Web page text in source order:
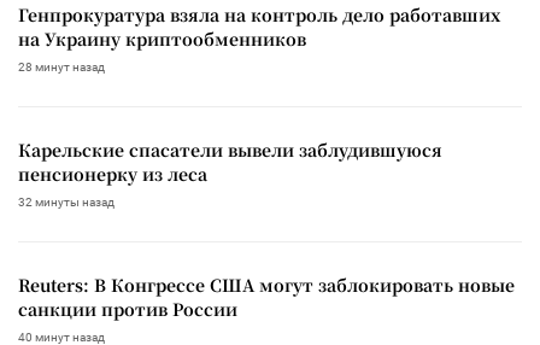
Генпрокуратура взяла на контроль дело работавших
на Украину криптообменников
28 минут назад
Карельские спасатели вывели заблудившуюся
пенсионерку из леса
32 минуты назад
Reuters: В Конгрессе США могут заблокировать новые
санкции против России
40 минут назад